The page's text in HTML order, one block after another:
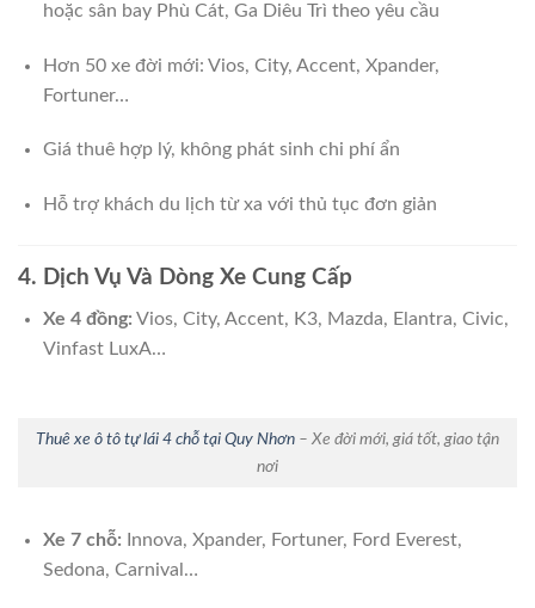
hoặc sân bay Phù Cát, Ga Diêu Trì theo yêu cầu
Hơn 50 xe đời mới: Vios, City, Accent, Xpander,
Fortuner…
Giá thuê hợp lý, không phát sinh chi phí ẩn
Hỗ trợ khách du lịch từ xa với thủ tục đơn giản
4. Dịch Vụ Và Dòng Xe Cung Cấp
Xe 4 đồng: Vios, City, Accent, K3, Mazda, Elantra, Civic,
Vinfast LuxA…
Thuê xe ô tô tự lái 4 chỗ tại Quy Nhơn – Xe đời mới, giá tốt, giao tận
nơi
Xe 7 chỗ: Innova, Xpander, Fortuner, Ford Everest,
Sedona, Carnival…